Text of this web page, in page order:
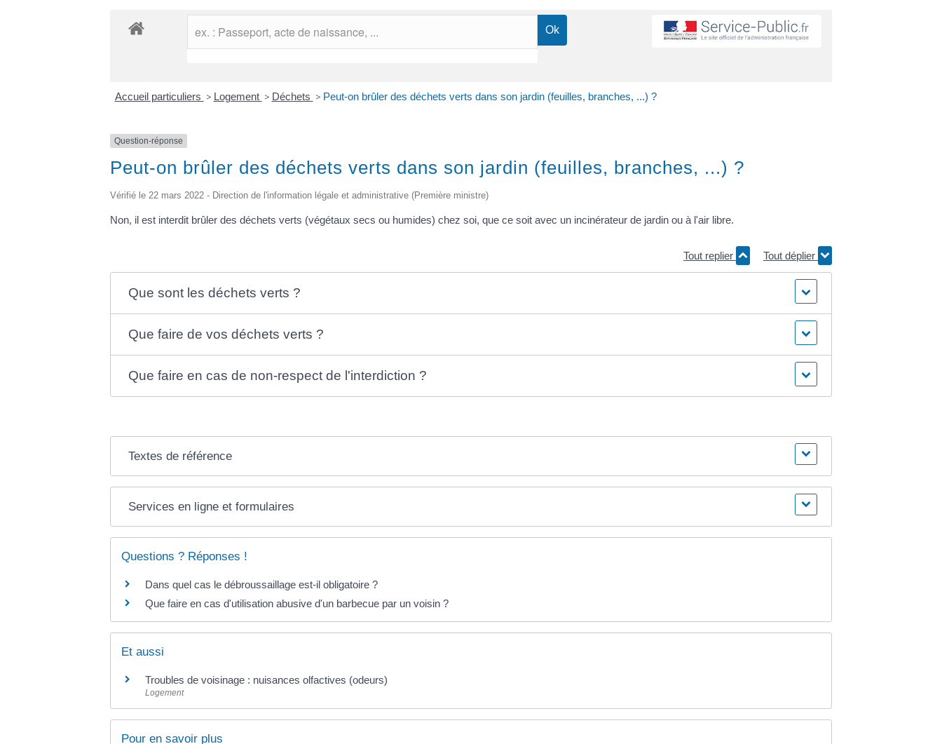
Accueil particuliers > Logement > Déchets > Peut-on brûler des déchets verts dans son jardin (feuilles, branches, ...) ?
Question-réponse
Peut-on brûler des déchets verts dans son jardin (feuilles, branches, ...) ?
Vérifié le 22 mars 2022 - Direction de l'information légale et administrative (Première ministre)
Non, il est interdit brûler des déchets verts (végétaux secs ou humides) chez soi, que ce soit avec un incinérateur de jardin ou à l'air libre.
Tout replier Tout déplier
Que sont les déchets verts ?
Que faire de vos déchets verts ?
Que faire en cas de non-respect de l'interdiction ?
Textes de référence
Services en ligne et formulaires
Questions ? Réponses !
Dans quel cas le débroussaillage est-il obligatoire ?
Que faire en cas d'utilisation abusive d'un barbecue par un voisin ?
Et aussi
Troubles de voisinage : nuisances olfactives (odeurs)
Logement
Pour en savoir plus